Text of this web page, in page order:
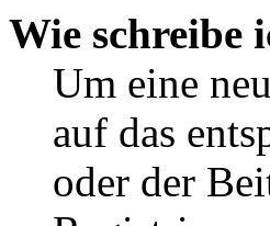
Wie schreibe
Um eine
auf das
oder der